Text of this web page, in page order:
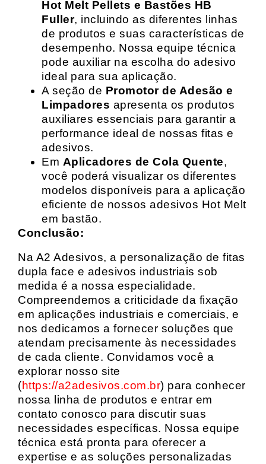
Hot Melt Pellets e Bastões HB
Fuller, incluindo as diferentes linhas
de produtos e suas características de
desempenho. Nossa equipe técnica
pode auxiliar na escolha do adesivo
ideal para sua aplicação.
A seção de Promotor de Adesão e
Limpadores apresenta os produtos
auxiliares essenciais para garantir a
performance ideal de nossas fitas e
adesivos.
Em Aplicadores de Cola Quente,
você poderá visualizar os diferentes
modelos disponíveis para a aplicação
eficiente de nossos adesivos Hot Melt
em bastão.
Conclusão:
Na A2 Adesivos, a personalização de fitas
dupla face e adesivos industriais sob
medida é a nossa especialidade.
Compreendemos a criticidade da fixação
em aplicações industriais e comerciais, e
nos dedicamos a fornecer soluções que
atendam precisamente às necessidades
de cada cliente. Convidamos você a
explorar nosso site
(https://a2adesivos.com.br) para conhecer
nossa linha de produtos e entrar em
contato conosco para discutir suas
necessidades específicas. Nossa equipe
técnica está pronta para oferecer a
expertise e as soluções personalizadas